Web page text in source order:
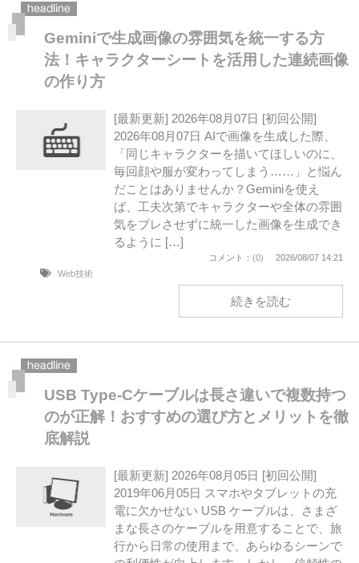
Geminiで生成画像の雰囲気を統一する方
法！キャラクターシートを活用した連続画像
の作り方
[最新更新] 2026年08月07日 [初回公開]
2026年08月07日 AIで画像を生成した際、
「同じキャラクターを描いてほしいのに、
毎回顔や服が変わってしまう……」と悩ん
だことはありませんか？Geminiを使え
ば、工夫次第でキャラクターや全体の雰囲
気をブレさせずに統一した画像を生成でき
るように […]
コメント： (0)
2026/08/07 14:21
Web技術
続きを読む
USB Type-Cケーブルは長さ違いで複数持つ
のが正解！おすすめの選び方とメリットを徹
底解説
[最新更新] 2026年08月05日 [初回公開]
2019年06月05日 スマホやタブレットの充
電に欠かせない USB ケーブルは、さまざ
まな長さのケーブルを用意することで、旅
行から日常の使用まで、あらゆるシーンで